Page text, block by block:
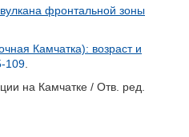
фронтальной зоны
Камчатка): возраст и
109
на Камчатке / Отв. ред.